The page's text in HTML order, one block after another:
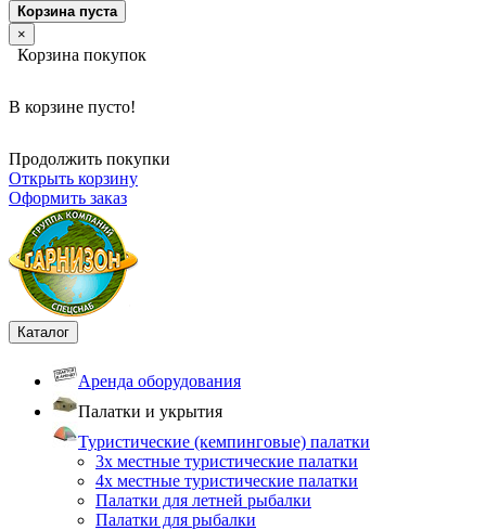
Корзина пуста
×
Корзина покупок
В корзине пусто!
Продолжить покупки
Открыть корзину
Оформить заказ
Каталог
Аренда оборудования
Палатки и укрытия
Туристические (кемпинговые) палатки
3х местные туристические палатки
4х местные туристические палатки
Палатки для летней рыбалки
Палатки для рыбалки